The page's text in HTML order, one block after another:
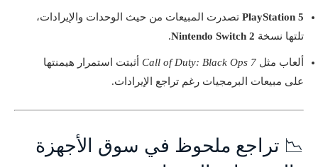
PlayStation 5 تصدرت المبيعات من حيث الوحدات والإيرادات،
تلتها نسخة Nintendo Switch 2
.
ألعاب مثل Call of Duty: Black Ops 7 أثبتت استمرار هيمنتها
على مبيعات البرمجيات رغم تراجع الإيرادات.
📉 تراجع ملحوظ في سوق الأجهزة